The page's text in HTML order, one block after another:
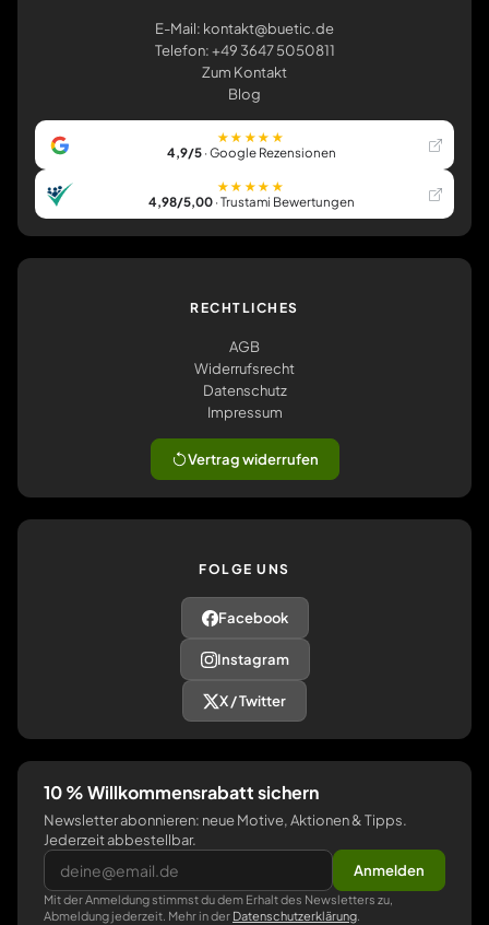
E-Mail: kontakt@buetic.de
Telefon: +49 3647 5050811
Zum Kontakt
Blog
★★★★★
4,9/5· Google Rezensionen
★★★★★
4,98/5,00· Trustami Bewertungen
RECHTLICHES
AGB
Widerrufsrecht
Datenschutz
Impressum
Vertrag widerrufen
FOLGE UNS
Facebook
Instagram
X / Twitter
10 % Willkommensrabatt sichern
Newsletter abonnieren: neue Motive, Aktionen & Tipps.
Jederzeit abbestellbar.
Anmelden
Mit der Anmeldung stimmst du dem Erhalt des Newsletters zu,
Abmeldung jederzeit. Mehr in der Datenschutzerklärung